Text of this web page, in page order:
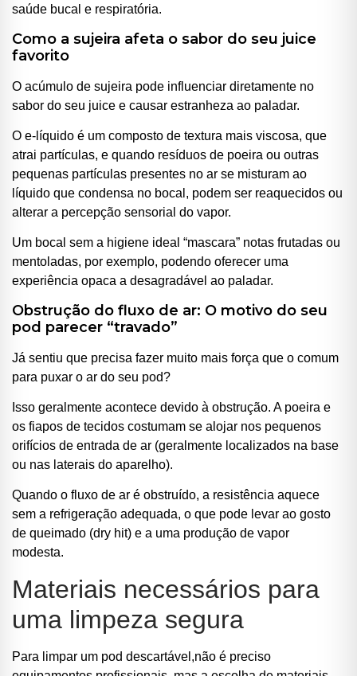
saúde bucal e respiratória.
Como a sujeira afeta o sabor do seu juice
favorito
O acúmulo de sujeira pode influenciar diretamente no
sabor do seu juice e causar estranheza ao paladar.
O e-líquido é um composto de textura mais viscosa, que
atrai partículas, e quando resíduos de poeira ou outras
pequenas partículas presentes no ar se misturam ao
líquido que condensa no bocal, podem ser reaquecidos ou
alterar a percepção sensorial do vapor.
Um bocal sem a higiene ideal “mascara” notas frutadas ou
mentoladas, por exemplo, podendo oferecer uma
experiência opaca a desagradável ao paladar.
Obstrução do fluxo de ar: O motivo do seu
pod parecer “travado”
Já sentiu que precisa fazer muito mais força que o comum
para puxar o ar do seu pod?
Isso geralmente acontece devido à obstrução. A poeira e
os fiapos de tecidos costumam se alojar nos pequenos
orifícios de entrada de ar (geralmente localizados na base
ou nas laterais do aparelho).
Quando o fluxo de ar é obstruído, a resistência aquece
sem a refrigeração adequada, o que pode levar ao gosto
de queimado (dry hit) e a uma produção de vapor
modesta.
Materiais necessários para
uma limpeza segura
Para limpar um pod descartável,não é preciso